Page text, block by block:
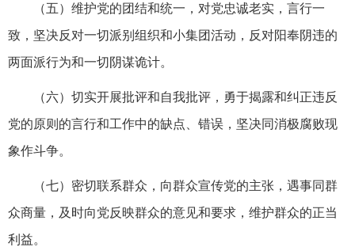
（五）维护党的团结和统一，对党忠诚老实，言行一
致，坚决反对一切派别组织和小集团活动，反对阳奉阴违的
两面派行为和一切阴谋诡计。
（六）切实开展批评和自我批评，勇于揭露和纠正违反
党的原则的言行和工作中的缺点、错误，坚决同消极腐败现
象作斗争。
（七）密切联系群众，向群众宣传党的主张，遇事同群
众商量，及时向党反映群众的意见和要求，维护群众的正当
利益。